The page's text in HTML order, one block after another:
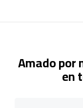
Amado por
en